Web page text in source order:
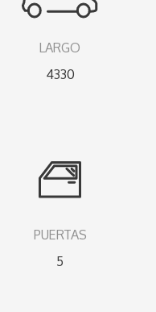
LARGO
4330
PUERTAS
5